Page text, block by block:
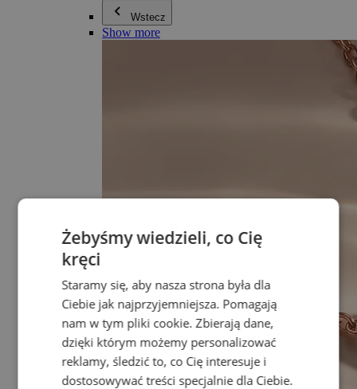
Wstecz
Show more
Żebyśmy wiedzieli, co Cię
kręci
Staramy się, aby nasza strona była dla
Ciebie jak najprzyjemniejsza. Pomagają
nam w tym pliki cookie. Zbierają dane,
dzięki którym możemy personalizować
reklamy, śledzić to, co Cię interesuje i
dostosowywać treści specjalnie dla Ciebie.